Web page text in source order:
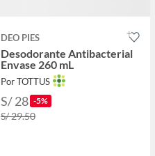
DEO PIES
Desodorante Antibacterial
Envase 260 mL
Por TOTTUS
S/ 28 -5%
S/ 29.50